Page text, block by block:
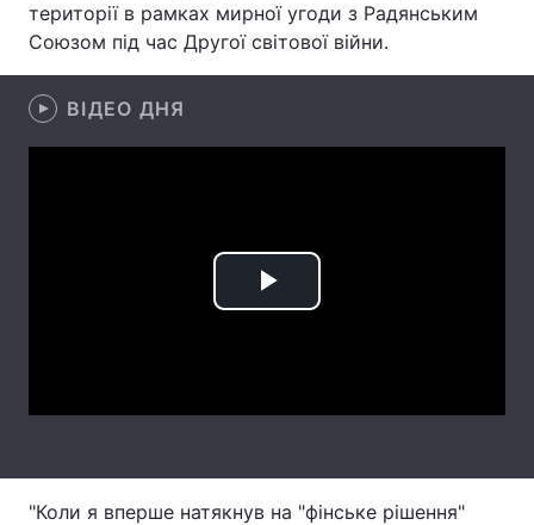
Екологія Регіони
Лонгріди
Відео з Youtube Статті
Вакансії
території в рамках мирної угоди з Радянським
Союзом під час Другої світової війни.
ВІДЕО ДНЯ
Play
"Коли я вперше натякнув на "фінське рішення"